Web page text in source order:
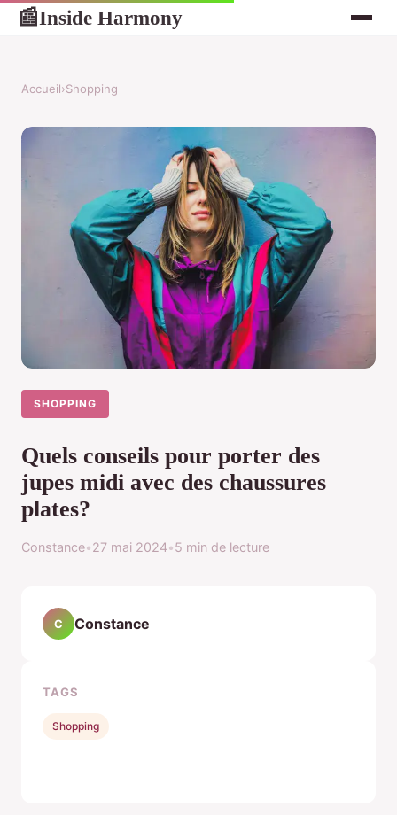
📰Inside Harmony
Accueil›Shopping
SHOPPING
Quels conseils pour porter des
jupes midi avec des chaussures
plates?
Constance•27 mai 2024•5 min de lecture
C Constance
TAGS
Shopping